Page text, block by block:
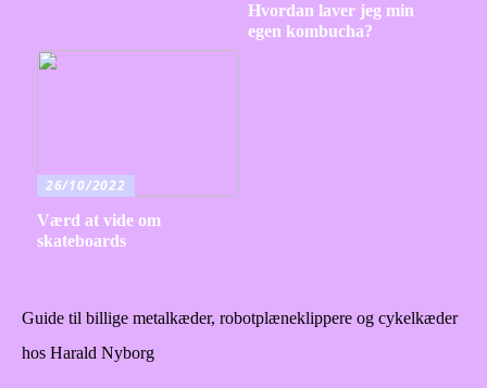
Hvordan laver jeg min
egen kombucha?
26/10/2022
Værd at vide om
skateboards
Guide til billige metalkæder, robotplæneklippere og cykelkæder
hos Harald Nyborg